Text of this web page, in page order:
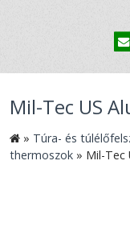
Mil-Tec US
» Túra- és
thermoszok » Mil-Tec